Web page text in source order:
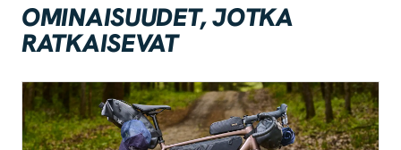
OMINAISUUDET, JOTKA
RATKAISEVAT